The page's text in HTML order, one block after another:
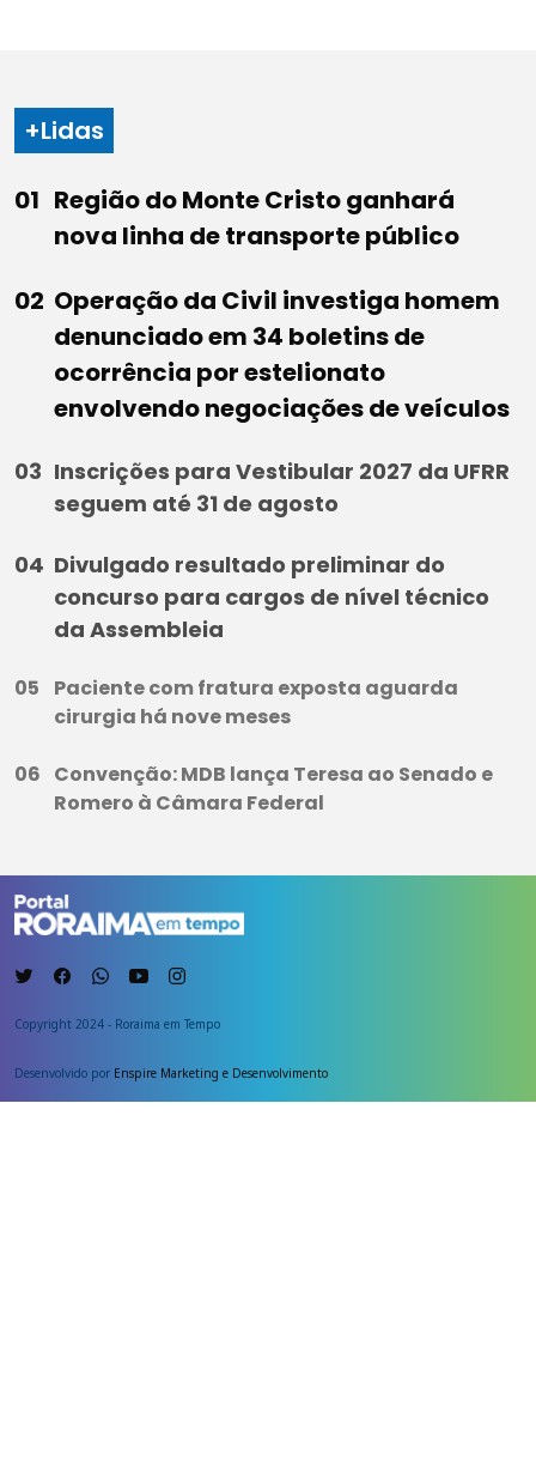
+Lidas
Região do Monte Cristo ganhará
nova linha de transporte público
Operação da Civil investiga homem
denunciado em 34 boletins de
ocorrência por estelionato
envolvendo negociações de veículos
Inscrições para Vestibular 2027 da UFRR
seguem até 31 de agosto
Divulgado resultado preliminar do
concurso para cargos de nível técnico
da Assembleia
Paciente com fratura exposta aguarda
cirurgia há nove meses
Convenção: MDB lança Teresa ao Senado e
Romero à Câmara Federal
Copyright 2024 - Roraima em Tempo
Desenvolvido por Enspire Marketing e Desenvolvimento